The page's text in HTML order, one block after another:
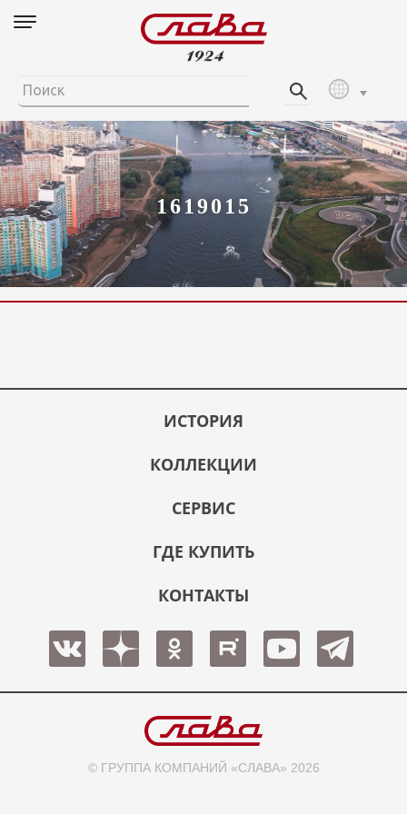
1619015
ИСТОРИЯ
КОЛЛЕКЦИИ
СЕРВИС
ГДЕ КУПИТЬ
КОНТАКТЫ
© ГРУППА КОМПАНИЙ «СЛАВА» 2026